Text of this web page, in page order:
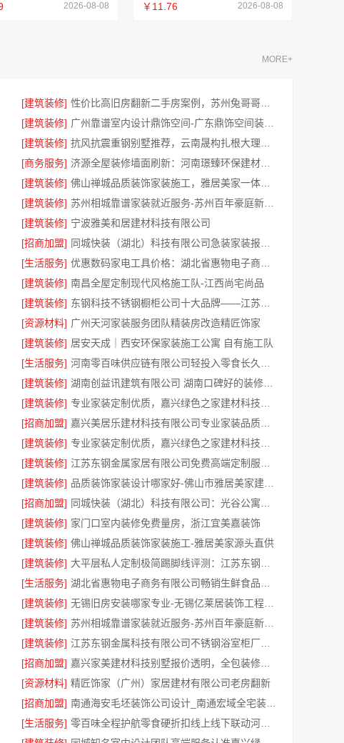
2026-08-08 ￥11.76 2026-08-08
MORE+
[建筑装修]
[建筑装修]
[建筑装修]
[商务服务]
[建筑装修]
[建筑装修]
[建筑装修] 宁波雅美和居建材科技有限公司
[招商加盟]
[生活服务]
[建筑装修] 南昌全屋定制现代风格施工队-江西尚宅尚品
[建筑装修]
[资源材料] 广州天河家装服务团队精装房改造精匠饰家
[建筑装修] 居安天成｜西安环保家装施工公寓 自有施工队
[生活服务]
[建筑装修]
[建筑装修]
[招商加盟]
[建筑装修]
[建筑装修]
[建筑装修]
[招商加盟]
[建筑装修] 家门口室内装修免费量房，浙江宜美嘉装饰
[建筑装修] 佛山禅城品质装饰家装施工-雅居美家源头直供
[建筑装修]
[生活服务]
[建筑装修]
[建筑装修]
[建筑装修]
[招商加盟]
[资源材料] 精匠饰家（广州）家居建材有限公司老房翻新
[招商加盟]
[生活服务]